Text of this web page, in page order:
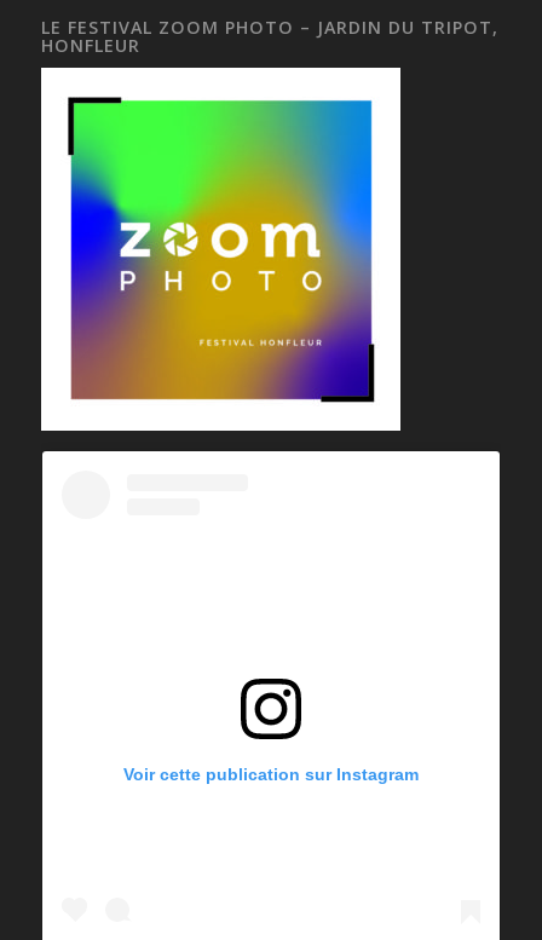
LE FESTIVAL ZOOM PHOTO – JARDIN DU TRIPOT,
HONFLEUR
Voir cette publication sur Instagram